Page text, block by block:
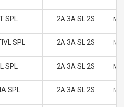
SPL 2A 3A SL 2S M
SPL 2A 3A SL 2S M
SPL 2A 3A SL 2S M
SPL 2A 3A SL 2S M